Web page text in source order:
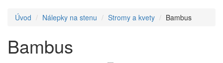
Úvod Nálepky na stenu Stromy a kvety Bambus
Bambus